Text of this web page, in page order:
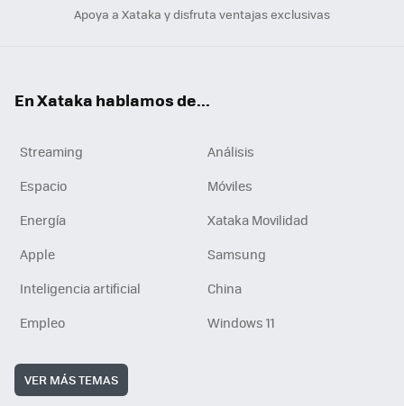
Apoya a Xataka y disfruta ventajas exclusivas
En Xataka hablamos de...
Streaming
Análisis
Espacio
Móviles
Energía
Xataka Movilidad
Apple
Samsung
Inteligencia artificial
China
Empleo
Windows 11
VER MÁS TEMAS